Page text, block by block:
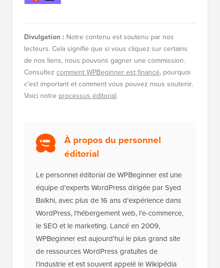
Divulgation : Notre contenu est soutenu par nos
lecteurs. Cela signifie que si vous cliquez sur certains
de nos liens, nous pouvons gagner une commission.
Consultez comment WPBeginner est financé, pourquoi
c'est important et comment vous pouvez nous soutenir.
Voici notre processus éditorial.
À propos du personnel
éditorial
Le personnel éditorial de WPBeginner est une
équipe d'experts WordPress dirigée par Syed
Balkhi, avec plus de 16 ans d'expérience dans
WordPress, l'hébergement web, l'e-commerce,
le SEO et le marketing. Lancé en 2009,
WPBeginner est aujourd'hui le plus grand site
de ressources WordPress gratuites de
l'industrie et est souvent appelé le Wikipédia